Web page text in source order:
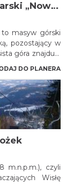
Czupel w Wiśle. Ośrodek Narciarski „Nowa Osada”.
masyw górski
pozostający w
góra znajduje
w dłuższym
Salmopolskiej
Równicy. Na
jest
DO PLANERA
m.n.p.m.), czyli
Wisłę